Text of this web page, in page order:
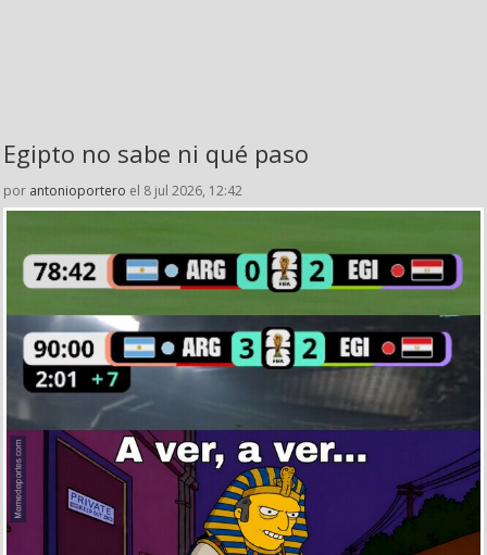
Egipto no sabe ni qué paso
por antonioportero el 8 jul 2026, 12:42